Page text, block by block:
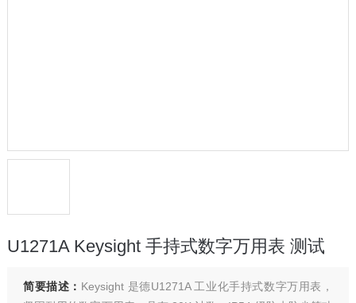
U1271A Keysight 手持式数字万用表 测试
简要描述： Keysight 是德U1271A 工业化手持式数字万用表，